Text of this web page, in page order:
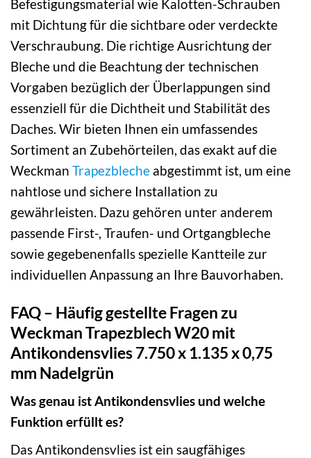
Befestigungsmaterial wie Kalotten-Schrauben
mit Dichtung für die sichtbare oder verdeckte
Verschraubung. Die richtige Ausrichtung der
Bleche und die Beachtung der technischen
Vorgaben bezüglich der Überlappungen sind
essenziell für die Dichtheit und Stabilität des
Daches. Wir bieten Ihnen ein umfassendes
Sortiment an Zubehörteilen, das exakt auf die
Weckman Trapezbleche abgestimmt ist, um eine
nahtlose und sichere Installation zu
gewährleisten. Dazu gehören unter anderem
passende First-, Traufen- und Ortgangbleche
sowie gegebenenfalls spezielle Kantteile zur
individuellen Anpassung an Ihre Bauvorhaben.
FAQ – Häufig gestellte Fragen zu
Weckman Trapezblech W20 mit
Antikondensvlies 7.750 x 1.135 x 0,75
mm Nadelgrün
Was genau ist Antikondensvlies und welche
Funktion erfüllt es?
Das Antikondensvlies ist ein saugfähiges